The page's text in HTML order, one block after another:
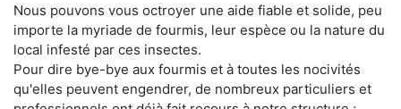
Nous pouvons vous octroyer une aide fiable et solide, peu
importe la myriade de fourmis, leur espèce ou la nature du
local infesté par ces insectes.
Pour dire bye-bye aux fourmis et à toutes les nocivités
qu'elles peuvent engendrer, de nombreux particuliers et